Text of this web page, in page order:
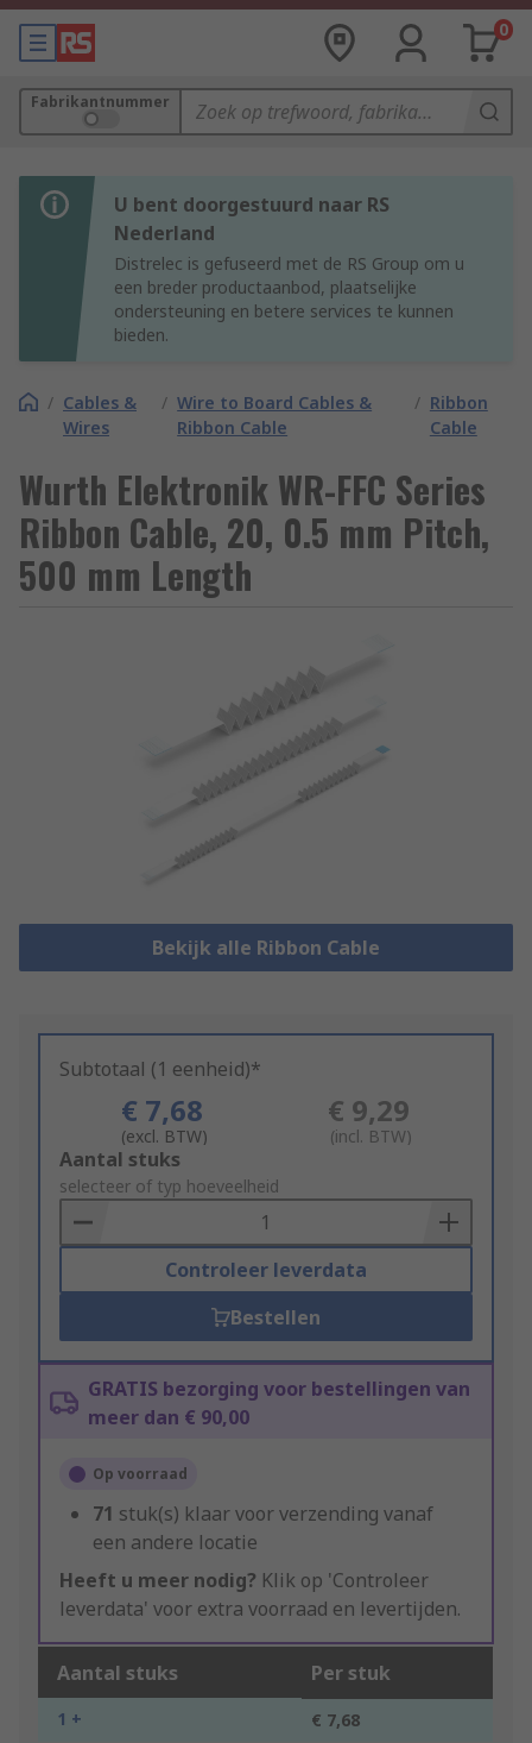
0
Fabrikantnummer
U bent doorgestuurd naar RS
Nederland
Distrelec is gefuseerd met de RS Group om u
een breder productaanbod, plaatselijke
ondersteuning en betere services te kunnen
bieden.
/ Cables &
Wires
/ Wire to Board Cables &
Ribbon Cable
/ Ribbon
Cable
Wurth Elektronik WR-FFC Series
Ribbon Cable, 20, 0.5 mm Pitch,
500 mm Length
Bekijk alle Ribbon Cable
Subtotaal (1 eenheid)*
€ 7,68
(excl. BTW)
€ 9,29
(incl. BTW)
Add
to
Basket
Aantal stuks
selecteer of typ hoeveelheid
Controleer leverdata
Bestellen
GRATIS bezorging voor bestellingen van
meer dan € 90,00
Op voorraad
71 stuk(s) klaar voor verzending vanaf
een andere locatie
Heeft u meer nodig? Klik op 'Controleer
leverdata' voor extra voorraad en levertijden.
Aantal stuks Per stuk
1 + € 7,68